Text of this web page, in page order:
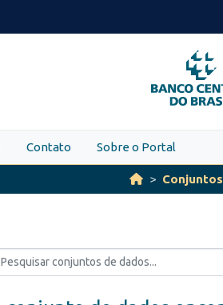
PARA
O
Contato Sobre o Portal